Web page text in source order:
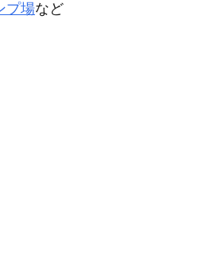
プ場など